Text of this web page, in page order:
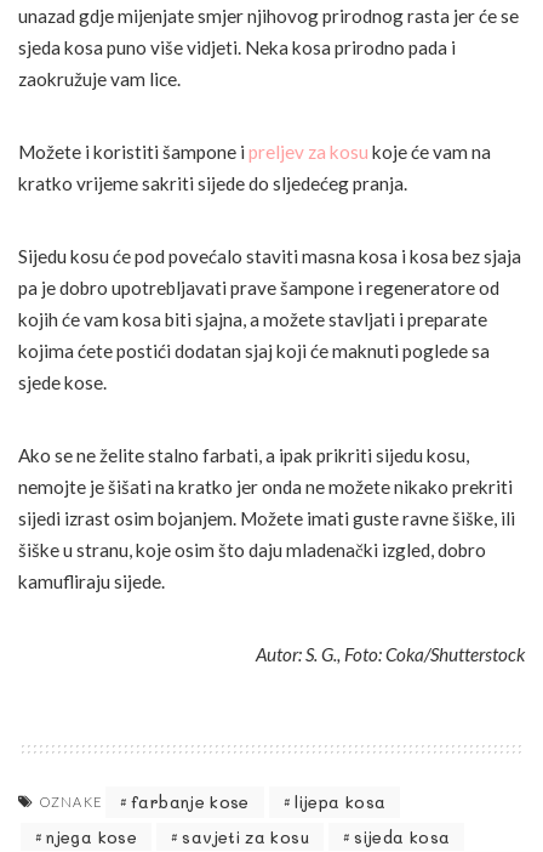
unazad gdje mijenjate smjer njihovog prirodnog rasta jer će se
sjeda kosa puno više vidjeti. Neka kosa prirodno pada i
zaokružuje vam lice.
Možete i koristiti šampone i preljev za kosu koje će vam na
kratko vrijeme sakriti sijede do sljedećeg pranja.
Sijedu kosu će pod povećalo staviti masna kosa i kosa bez sjaja
pa je dobro upotrebljavati prave šampone i regeneratore od
kojih će vam kosa biti sjajna, a možete stavljati i preparate
kojima ćete postići dodatan sjaj koji će maknuti poglede sa
sjede kose.
Ako se ne želite stalno farbati, a ipak prikriti sijedu kosu,
nemojte je šišati na kratko jer onda ne možete nikako prekriti
sijedi izrast osim bojanjem. Možete imati guste ravne šiške, ili
šiške u stranu, koje osim što daju mladenački izgled, dobro
kamufliraju sijede.
Autor: S. G., Foto: Coka/Shutterstock
OZNAKE farbanje kose
lijepa kosa
njega kose
savjeti za kosu sijeda kosa